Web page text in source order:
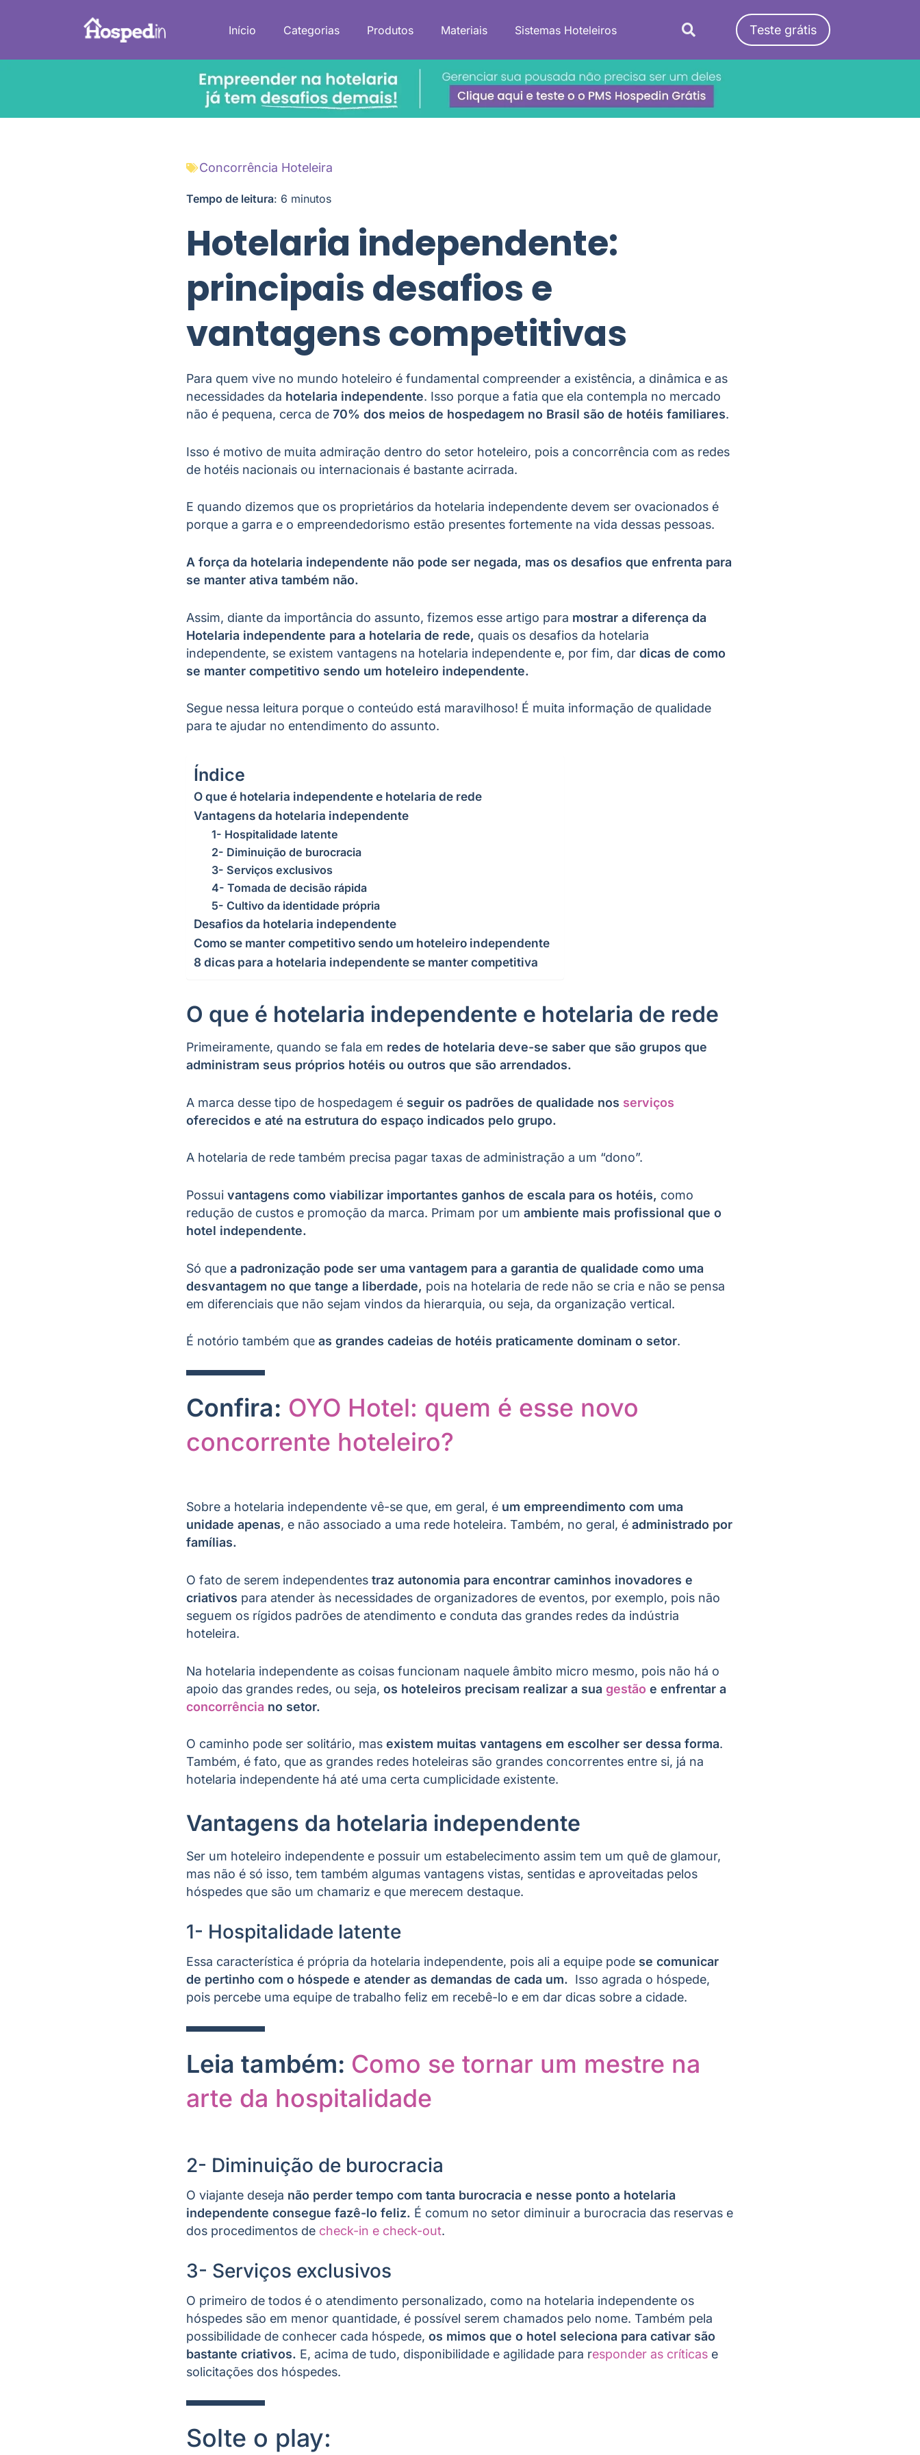
Início Categorias Produtos Materiais Sistemas Hoteleiros Teste grátis
Concorrência Hoteleira
Tempo de leitura: 6 minutos
Hotelaria independente:
principais desafios e
vantagens competitivas
Para quem vive no mundo hoteleiro é fundamental compreender a existência, a dinâmica e as
necessidades da hotelaria independente. Isso porque a fatia que ela contempla no mercado
não é pequena, cerca de 70% dos meios de hospedagem no Brasil são de hotéis familiares.
Isso é motivo de muita admiração dentro do setor hoteleiro, pois a concorrência com as redes
de hotéis nacionais ou internacionais é bastante acirrada.
E quando dizemos que os proprietários da hotelaria independente devem ser ovacionados é
porque a garra e o empreendedorismo estão presentes fortemente na vida dessas pessoas.
A força da hotelaria independente não pode ser negada, mas os desafios que enfrenta para
se manter ativa também não.
Assim, diante da importância do assunto, fizemos esse artigo para mostrar a diferença da
Hotelaria independente para a hotelaria de rede, quais os desafios da hotelaria
independente, se existem vantagens na hotelaria independente e, por fim, dar dicas de como
se manter competitivo sendo um hoteleiro independente.
Segue nessa leitura porque o conteúdo está maravilhoso! É muita informação de qualidade
para te ajudar no entendimento do assunto.
Índice
O que é hotelaria independente e hotelaria de rede
Vantagens da hotelaria independente
1- Hospitalidade latente
2- Diminuição de burocracia
3- Serviços exclusivos
4- Tomada de decisão rápida
5- Cultivo da identidade própria
Desafios da hotelaria independente
Como se manter competitivo sendo um hoteleiro independente
8 dicas para a hotelaria independente se manter competitiva
O que é hotelaria independente e hotelaria de rede
Primeiramente, quando se fala em redes de hotelaria deve-se saber que são grupos que
administram seus próprios hotéis ou outros que são arrendados.
A marca desse tipo de hospedagem é seguir os padrões de qualidade nos serviços
oferecidos e até na estrutura do espaço indicados pelo grupo.
A hotelaria de rede também precisa pagar taxas de administração a um “dono”.
Possui vantagens como viabilizar importantes ganhos de escala para os hotéis, como
redução de custos e promoção da marca. Primam por um ambiente mais profissional que o
hotel independente.
Só que a padronização pode ser uma vantagem para a garantia de qualidade como uma
desvantagem no que tange a liberdade, pois na hotelaria de rede não se cria e não se pensa
em diferenciais que não sejam vindos da hierarquia, ou seja, da organização vertical.
É notório também que as grandes cadeias de hotéis praticamente dominam o setor.
Confira: OYO Hotel: quem é esse novo
concorrente hoteleiro?
Sobre a hotelaria independente vê-se que, em geral, é um empreendimento com uma
unidade apenas, e não associado a uma rede hoteleira. Também, no geral, é administrado por
famílias.
O fato de serem independentes traz autonomia para encontrar caminhos inovadores e
criativos para atender às necessidades de organizadores de eventos, por exemplo, pois não
seguem os rígidos padrões de atendimento e conduta das grandes redes da indústria
hoteleira.
Na hotelaria independente as coisas funcionam naquele âmbito micro mesmo, pois não há o
apoio das grandes redes, ou seja, os hoteleiros precisam realizar a sua gestão e enfrentar a
concorrência no setor.
O caminho pode ser solitário, mas existem muitas vantagens em escolher ser dessa forma.
Também, é fato, que as grandes redes hoteleiras são grandes concorrentes entre si, já na
hotelaria independente há até uma certa cumplicidade existente.
Vantagens da hotelaria independente
Ser um hoteleiro independente e possuir um estabelecimento assim tem um quê de glamour,
mas não é só isso, tem também algumas vantagens vistas, sentidas e aproveitadas pelos
hóspedes que são um chamariz e que merecem destaque.
1- Hospitalidade latente
Essa característica é própria da hotelaria independente, pois ali a equipe pode se comunicar
de pertinho com o hóspede e atender as demandas de cada um. Isso agrada o hóspede,
pois percebe uma equipe de trabalho feliz em recebê-lo e em dar dicas sobre a cidade.
Leia também: Como se tornar um mestre na
arte da hospitalidade
2- Diminuição de burocracia
O viajante deseja não perder tempo com tanta burocracia e nesse ponto a hotelaria
independente consegue fazê-lo feliz. É comum no setor diminuir a burocracia das reservas e
dos procedimentos de check-in e check-out.
3- Serviços exclusivos
O primeiro de todos é o atendimento personalizado, como na hotelaria independente os
hóspedes são em menor quantidade, é possível serem chamados pelo nome. Também pela
possibilidade de conhecer cada hóspede, os mimos que o hotel seleciona para cativar são
bastante criativos. E, acima de tudo, disponibilidade e agilidade para responder as críticas e
solicitações dos hóspedes.
Solte o play: